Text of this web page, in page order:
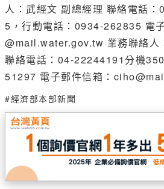
人：武經文 副總經理 聯絡電話
5，行動電話：0934-262835 電
@mail.water.gov.tw 業務聯絡人
聯絡電話：04-22244191分機
51297 電子郵件信箱：
#經濟部本部新聞